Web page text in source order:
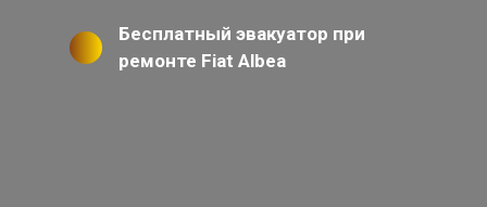
Бесплатный эвакуатор при
ремонте Fiat Albea